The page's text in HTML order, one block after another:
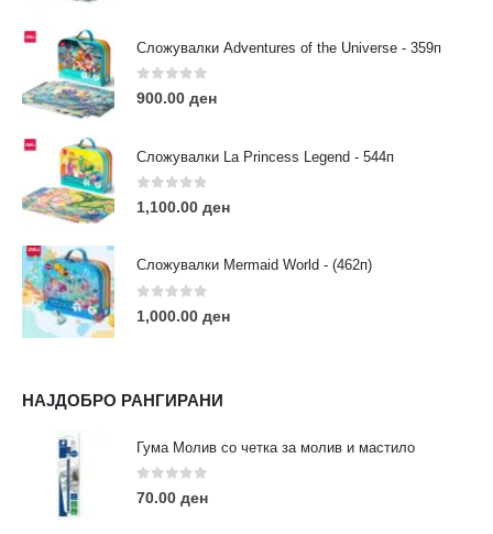
Сложувалки Adventures of the Universe - 359п
0out of 5
900.00 ден
Сложувалки La Princess Legend - 544п
0 out of 5
1,100.00 ден
Сложувалки Mermaid World - (462п)
0 out of 5
1,000.00 ден
НАЈДОБРО РАНГИРАНИ
Гума Молив со четка за молив и мастило
0out of 5
70.00 ден
contact@moehobi.mk
РАБОТНО ВРЕМЕ:
Пон - Саб / 09:00 - 21:00
ЛИНКОВИ
Услови за користење
Големопродажба
Кариера
За нас
Нашите локации
ПОПУЛАРНИ ТАГОВИ
eurodanvest FIMO Креативни Сетови